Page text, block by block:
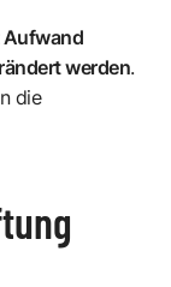
werden.
die